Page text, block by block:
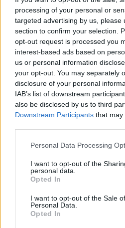
processing of your personal or
targeted advertising by us, please
section to confirm your selection.
opt-out request is processed you
interest-based ads based on
us or personal information
your opt-out. You may separately
disclosure of your personal
IAB’s list of downstream
also be disclosed by us to third
Downstream Participants that may
Personal Data Processing
I want to opt-out of the
personal data.
Opted In
I want to opt-out of the Sale
Personal Data.
Opted In
ALTRE NOTIZIE DI